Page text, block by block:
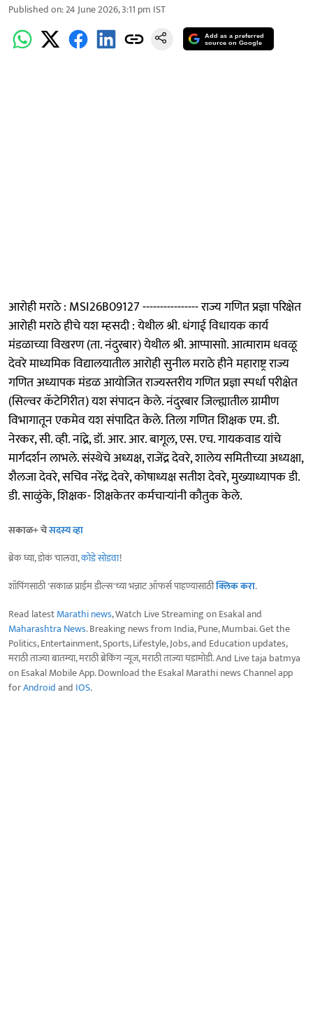
Published on:24 June 2026, 3:11 pm IST
Add as a preferred
source on Google
आरोही मराठे : MSI26B09127 ---------------- राज्य गणित प्रज्ञा परिक्षेत
आरोही मराठे हीचे यश म्हसदी : येथील श्री. धंगाई विधायक कार्य
मंडळाच्या विखरण (ता. नंदुरबार) येथील श्री. आप्पासाो. आत्माराम धवळू
देवरे माध्यमिक विद्यालयातील आरोही सुनील मराठे हीने महाराष्ट्र राज्य
गणित अध्यापक मंडळ आयोजित राज्यस्तरीय गणित प्रज्ञा स्पर्धा परीक्षेत
(सिल्वर कॅटेगिरीत) यश संपादन केले. नंदुरबार जिल्ह्यातील ग्रामीण
विभागातून एकमेव यश संपादित केले. तिला गणित शिक्षक एम. डी.
नेरकर, सी. व्ही. नांद्रे, डॉ. आर. आर. बागूल, एस. एच. गायकवाड यांचे
मार्गदर्शन लाभले. संस्थेचे अध्यक्ष, राजेंद्र देवरे, शालेय समितीच्या अध्यक्षा,
शैलजा देवरे, सचिव नरेंद्र देवरे, कोषाध्यक्ष सतीश देवरे, मुख्याध्यापक डी.
डी. साळुंके, शिक्षक- शिक्षकेतर कर्मचाऱ्यांनी कौतुक केले.
सकाळ+ चेसदस्य व्हा
ब्रेक घ्या, डोकं चालवा,कोडे सोडवा!
शॉपिंगसाठी 'सकाळ प्राईम डील्स'च्या भन्नाट ऑफर्स पाहण्यासाठीक्लिक करा.
Read latestMarathi news, Watch Live Streaming on Esakal and
Maharashtra News. Breaking news from India, Pune, Mumbai. Get the
Politics, Entertainment, Sports, Lifestyle, Jobs, and Education updates,
मराठी ताज्या बातम्या, मराठी ब्रेकिंग न्यूज, मराठी ताज्या घडामोडी. And Live taja batmya
on Esakal Mobile App. Download the Esakal Marathi news Channel app
forAndroidand IOS.